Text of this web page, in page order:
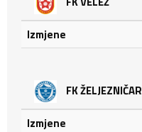
Izmjene
FK ŽELJEZNIČAR
Izmjene